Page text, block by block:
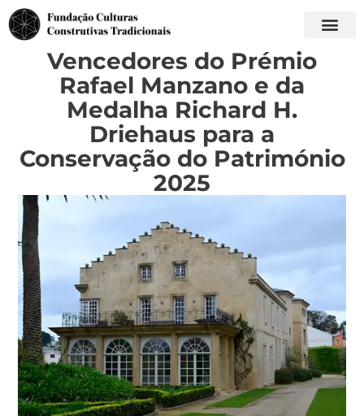
Vencedores do Prémio
Rafael Manzano e da
Medalha Richard H.
Driehaus para a
Conservação do Património
2025